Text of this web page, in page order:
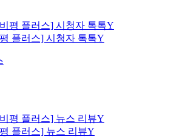
플러스] 시청자 톡톡Y
플러스] 뉴스 리뷰Y